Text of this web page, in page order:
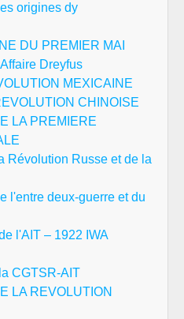
origines dy
DU PREMIER MAI
Dreyfus
MEXICAINE
CHINOISE
LA PREMIERE
Révolution Russe et de la
l'entre deux-guerre et du
l'AIT – 1922 IWA
CGTSR-AIT
LA REVOLUTION